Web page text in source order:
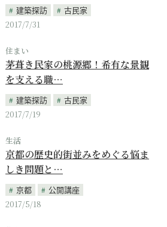
建築探訪
古民家
2017/7/31
住まい
茅葺き民家の桃源郷！希有な景観
を支える職…
建築探訪
古民家
2017/7/19
生活
京都の歴史的街並みをめぐる悩ま
しき問題と…
京都
公開講座
2017/5/18